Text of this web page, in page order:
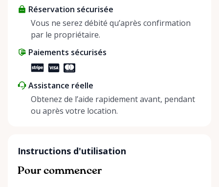
helping people enjoy more for less while making a
positive impact on the environment. By choosing to
share instead of buy, we’re all doing our part to
Réservation sécurisée
Vous ne serez débité qu’après confirmation
par le propriétaire.
Paiements sécurisés
Assistance réelle
Obtenez de l’aide rapidement avant, pendant
ou après votre location.
Instructions d'utilisation
Pour commencer